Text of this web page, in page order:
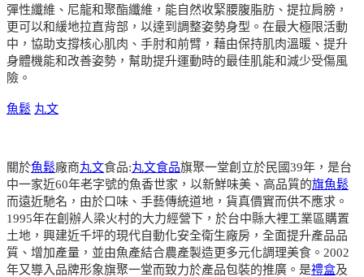
彈性纖維、尼龍和聚酯纖維，能自然收緊腰腹脂肪、提拉肩膀，
更可以和緩地拉直背部，以達到調整姿勢身型。在最大極限活動
中，協助支撐核心肌肉、手肘和前臂，藉由保持肌肉溫暖、提升
身體機能和改善姿勢，幫助提升運動時的最佳肌能和減少受傷風
險。
魚鬆 丸文
關於魚鬆廠商丸文食品:丸文食品旗聚一堂創立於民國39年，是台
中一家近60年老字號的魚香世家，以新鮮味美、高品質的旗魚鬆
而遠近馳名，由於口味、手藝傳統道地，貨真價實而供不應求。
1995年在創辦人梁火村的大力經營下，於台中縣大裡工業區購置
土地，興建近千坪的現代自動化安全衛生廠房，全面提升產品品
質、增加產量，並由魚產結合農產製造更多元化調理美食。2002
年又導入品牌形象旗聚一堂而致力於產品包裝的推廣。是禮盒及